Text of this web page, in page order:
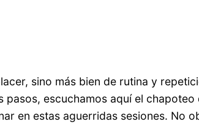
sino más bien de rutina y
escuchamos aquí el chapoteo
en estas aguerridas sesiones. No